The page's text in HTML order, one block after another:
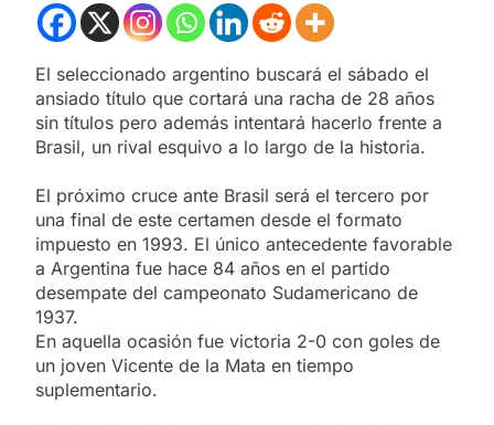
El seleccionado argentino buscará el sábado el
ansiado título que cortará una racha de 28 años
sin títulos pero además intentará hacerlo frente a
Brasil, un rival esquivo a lo largo de la historia.
El próximo cruce ante Brasil será el tercero por
una final de este certamen desde el formato
impuesto en 1993. El único antecedente favorable
a Argentina fue hace 84 años en el partido
desempate del campeonato Sudamericano de
1937.
En aquella ocasión fue victoria 2-0 con goles de
un joven Vicente de la Mata en tiempo
suplementario.